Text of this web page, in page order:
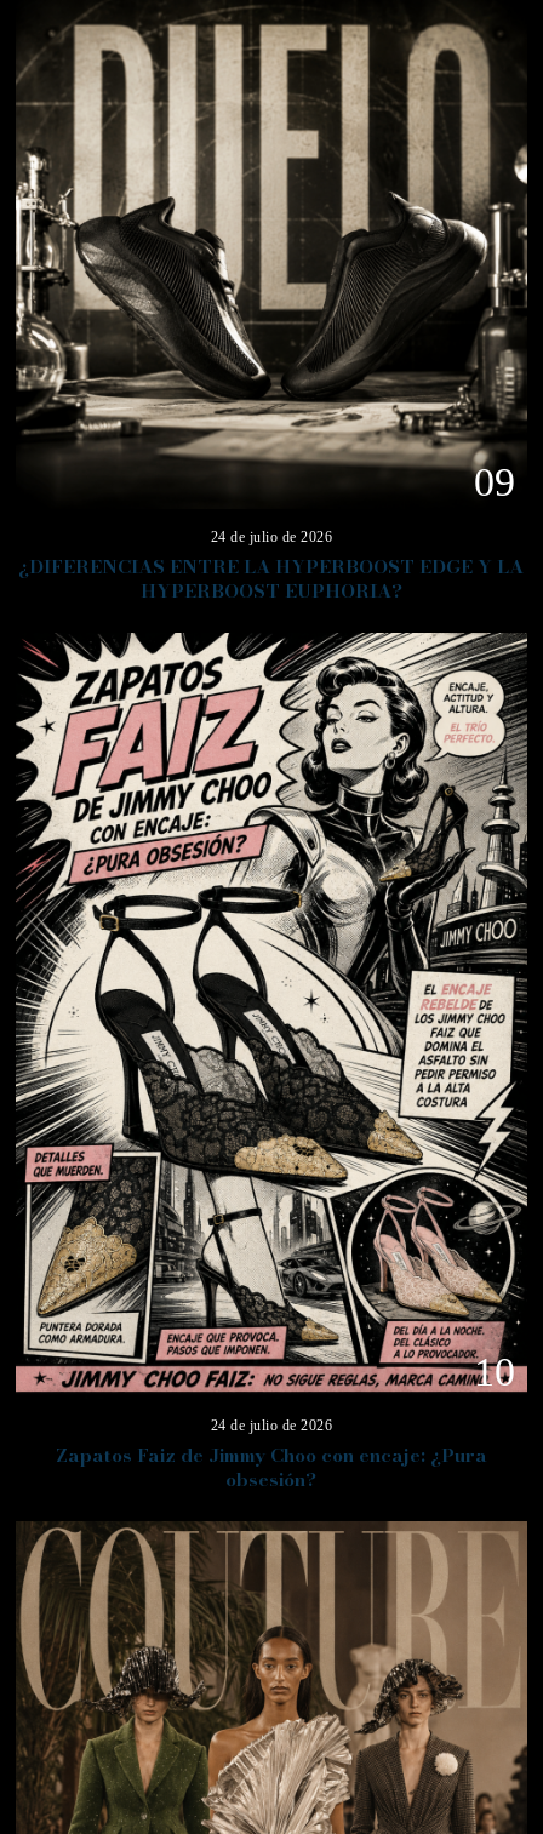
09
24 de julio de 2026
¿DIFERENCIAS ENTRE LA HYPERBOOST EDGE Y LA
HYPERBOOST EUPHORIA?
10
24 de julio de 2026
Zapatos Faiz de Jimmy Choo con encaje: ¿Pura
obsesión?